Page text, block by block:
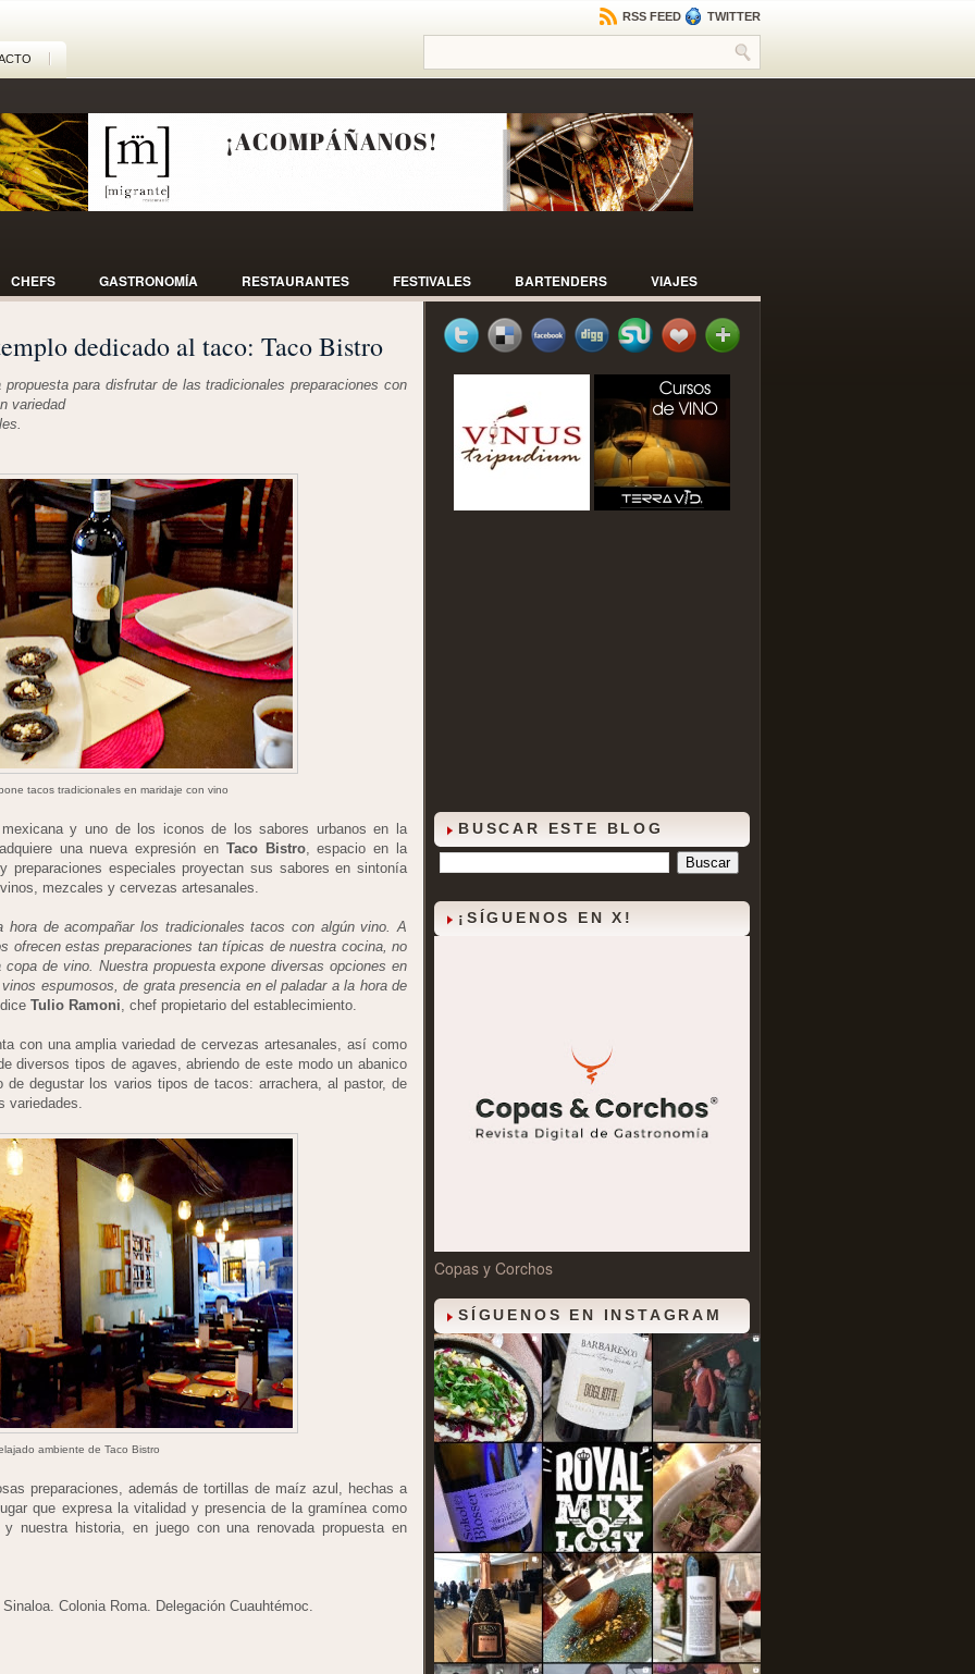
RSS FEED TWITTER
CHEFS GASTRONOMÍA RESTAURANTES FESTIVALES BARTENDERS VIAJES
dedicado al taco: Taco Bistro
para disfrutar de las tradicionales preparaciones con
variedad
tacos tradicionales en maridaje con vino
y uno de los iconos de los sabores urbanos en la
una nueva expresión en Taco Bistro, espacio en la
preparaciones especiales proyectan sus sabores en sintonía
mezcales y cervezas artesanales.
hora de acompañar los tradicionales tacos con algún vino. A
ofrecen estas preparaciones tan típicas de nuestra cocina, no
de vino. Nuestra propuesta expone diversas opciones en
espumosos, de grata presencia en el paladar a la hora de
Tulio Ramoni, chef propietario del establecimiento.
con una amplia variedad de cervezas artesanales, así como
diversos tipos de agaves, abriendo de este modo un abanico
de degustar los varios tipos de tacos: arrachera, al pastor, de
variedades.
ambiente de Taco Bistro
preparaciones, además de tortillas de maíz azul, hechas a
que expresa la vitalidad y presencia de la gramínea como
nuestra historia, en juego con una renovada propuesta en
Colonia Roma. Delegación Cuauhtémoc.
BUSCAR ESTE BLOG
¡SÍGUENOS EN X!
Copas y Corchos
SÍGUENOS EN INSTAGRAM